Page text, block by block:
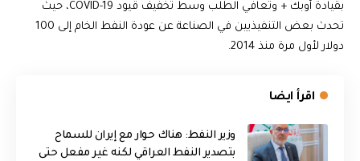
بقيادة أوبك + وتعافي الطلب وسط تخفيف قيود COVID-19، حيث
تحدث بعض التنفيذيين في الصناعة عن عودة النفط الخام إلى 100
دولار لأول مرة منذ 2014.
اقرأ ايضا
وزير النفط: هناك حوار مع إيران للسماح
بتصدير النفط العراقي لكنه غير مفعل حتى